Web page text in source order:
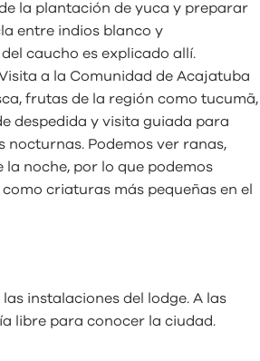
la plantación de yuca y preparar
entre indios blanco y
caucho es explicado allí.
a la Comunidad de Acajatuba
frutas de la región como tucumã,
despedida y visita guiada para
Podemos ver ranas,
noche, por lo que podemos
criaturas más pequeñas en el
instalaciones del lodge. A las
libre para conocer la ciudad.